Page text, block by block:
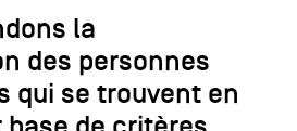
la
des personnes
qui se trouvent en